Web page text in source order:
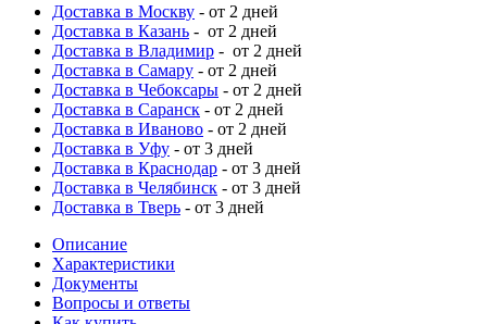
Доставка в Москву - от 2 дней
Доставка в Казань - от 2 дней
Доставка в Владимир - от 2 дней
Доставка в Самару - от 2 дней
Доставка в Чебоксары - от 2 дней
Доставка в Саранск - от 2 дней
Доставка в Иваново - от 2 дней
Доставка в Уфу - от 3 дней
Доставка в Краснодар - от 3 дней
Доставка в Челябинск - от 3 дней
Доставка в Тверь - от 3 дней
Описание
Характеристики
Документы
Вопросы и ответы